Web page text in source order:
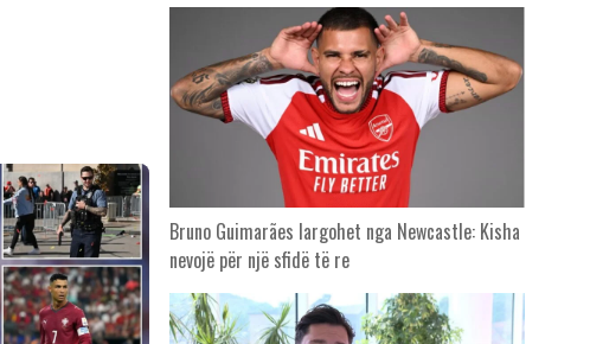
Bruno Guimarães largohet nga Newcastle: Kisha
nevojë për një sfidë të re